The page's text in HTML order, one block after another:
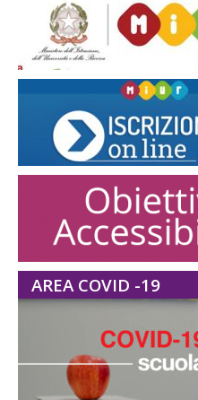
AREA COVID -19